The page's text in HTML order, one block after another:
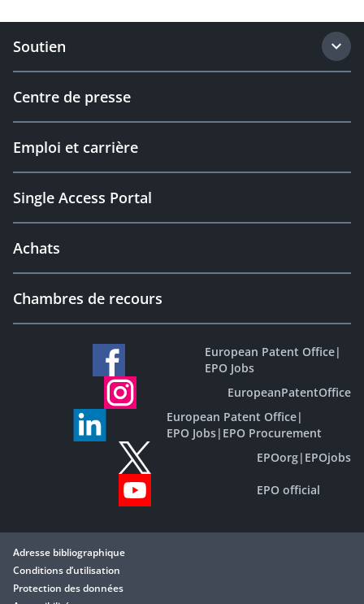
Soutien
Centre de presse
Emploi et carrière
Single Access Portal
Achats
Chambres de recours
European Patent Office|
EPO Jobs
EuropeanPatentOffice
European Patent Office|
EPO Jobs| EPO Procurement
EPOorg| EPOjobs
EPO official
Adresse bibliographique
Conditions d’utilisation
Protection des données